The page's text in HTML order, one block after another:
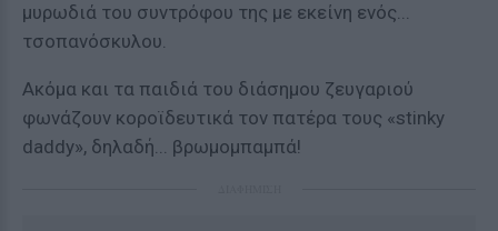
μυρωδιά του συντρόφου της με εκείνη ενός...
τσοπανόσκυλου.
Ακόμα και τα παιδιά του διάσημου ζευγαριού
φωνάζουν κοροϊδευτικά τον πατέρα τους «stinky
daddy», δηλαδή... βρωμομπαμπά!